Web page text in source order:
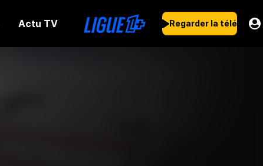
Actu TV Regarder la télé